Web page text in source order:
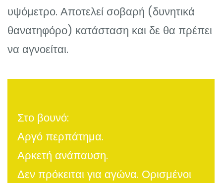
υψόμετρο. Αποτελεί σοβαρή (δυνητικά
θανατηφόρο) κατάσταση και δε θα πρέπει
να αγνοείται.
Στο βουνό:
Αργό περπάτημα.
Αρκετή ανάπαυση.
Δεν πρόκειται για αγώνα. Ορισμένοι